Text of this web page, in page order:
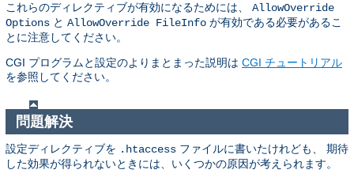
これらのディレクティブが有効になるためには、 AllowOverride
Options と AllowOverride FileInfo が有効である必要があるこ
とに注意してください。
CGI プログラムと設定のよりまとまった説明は CGI チュートリアル
を参照してください。
問題解決
設定ディレクティブを .htaccess ファイルに書いたけれども、 期待
した効果が得られないときには、いくつかの原因が考えられます。